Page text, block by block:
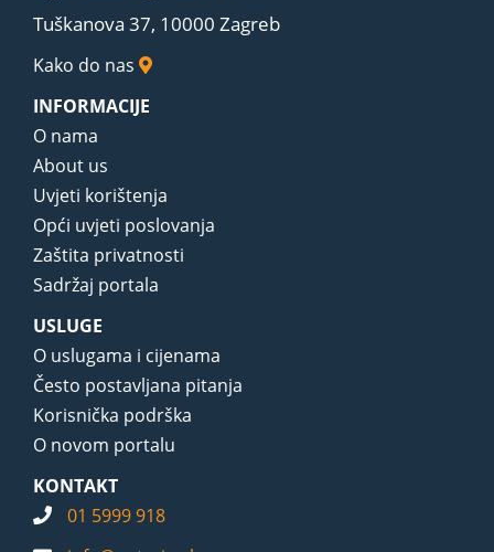
Tuškanova 37, 10000 Zagreb
Kako do nas
INFORMACIJE
O nama
About us
Uvjeti korištenja
Opći uvjeti poslovanja
Zaštita privatnosti
Sadržaj portala
USLUGE
O uslugama i cijenama
Često postavljana pitanja
Korisnička podrška
O novom portalu
KONTAKT
01 5999 918